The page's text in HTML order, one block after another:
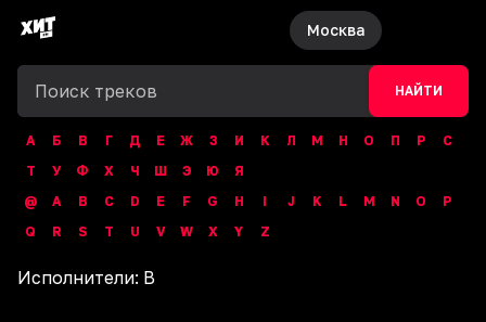
Москва
НАЙТИ
А Б В Г Д Е Ж З И К Л М Н О П Р
С
Т
У Ф Х Ч Ш Э Ю
Я
@
A B C D E F G H I J K L M N O
P
Q
R S T U V W X Y Z
Исполнители: B